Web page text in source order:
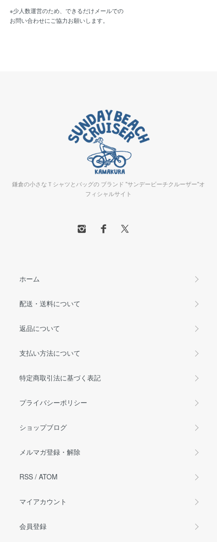
※少人数運営のため、できるだけメールでの
お問い合わせにご協力お願いします。
鎌倉の小さなＴシャツとバッグの ブランド "サンデービーチクルーザー"オ
フィシャルサイト
ホーム
配送・送料について
返品について
支払い方法について
特定商取引法に基づく表記
プライバシーポリシー
ショップブログ
メルマガ登録・解除
RSS / ATOM
マイアカウント
会員登録